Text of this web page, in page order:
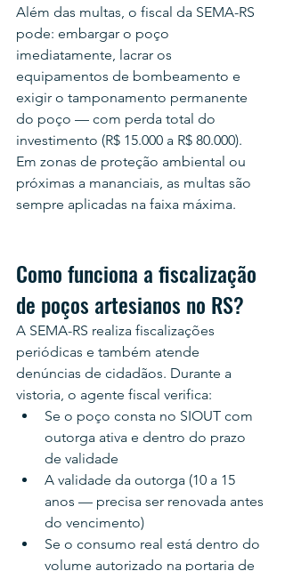
Além das multas, o fiscal da SEMA-RS
pode: embargar o poço
imediatamente, lacrar os
equipamentos de bombeamento e
exigir o tamponamento permanente
do poço — com perda total do
investimento (R$ 15.000 a R$ 80.000).
Em zonas de proteção ambiental ou
próximas a mananciais, as multas são
sempre aplicadas na faixa máxima.
Como funciona a fiscalização
de poços artesianos no RS?
A SEMA-RS realiza fiscalizações
periódicas e também atende
denúncias de cidadãos. Durante a
vistoria, o agente fiscal verifica:
Se o poço consta no SIOUT com
outorga ativa e dentro do prazo
de validade
A validade da outorga (10 a 15
anos — precisa ser renovada antes
do vencimento)
Se o consumo real está dentro do
volume autorizado na portaria de